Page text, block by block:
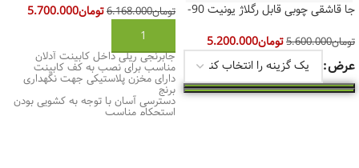
جا قاشقی چوبی قابل رگلاژ یونیت 90-
تومان5.600.000 تومان5.200.000
عرض
تومان6.168.000 تومان5.700.000
افزودن به سبد خرید
جابرنجی ریلی داخل کابینت آدلان
مناسب برای نصب به کف کابینت
دارای مخزن پلاستیکی جهت نگهداری
برنج
دسترسی آسان با توجه به کشویی بودن
استحکام مناسب